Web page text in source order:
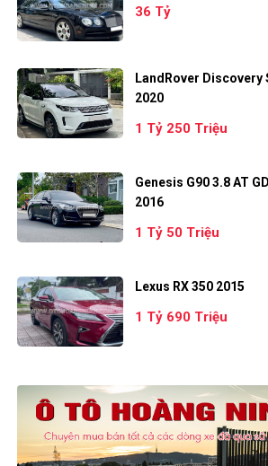
36 Tỷ
LandRover Discovery
2020
1 Tỷ 250 Triệu
Genesis G90 3.8 AT
2016
1 Tỷ 50 Triệu
Lexus RX 350 2015
1 Tỷ 690 Triệu